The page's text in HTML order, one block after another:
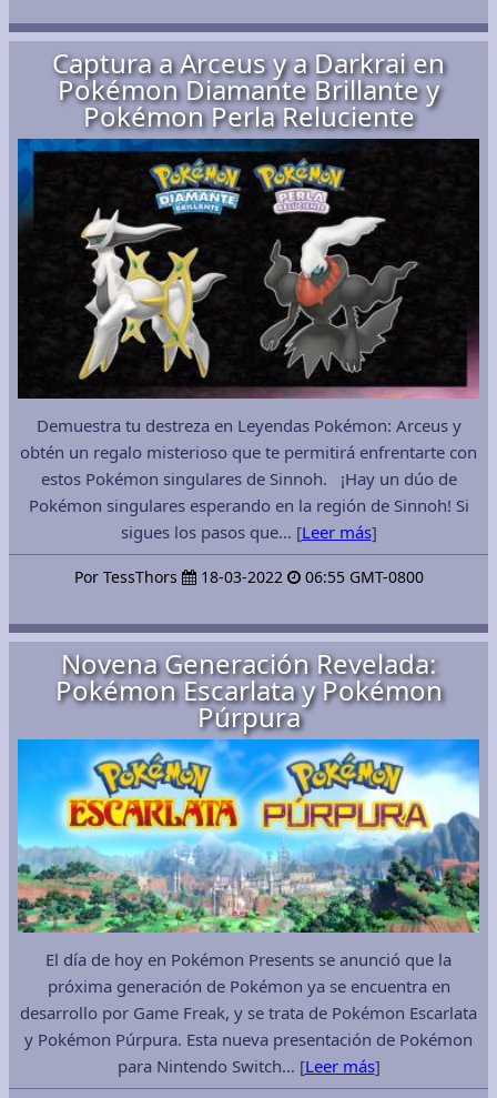
Captura a Arceus y a Darkrai en
Pokémon Diamante Brillante y
Pokémon Perla Reluciente
Demuestra tu destreza en Leyendas Pokémon: Arceus y
obtén un regalo misterioso que te permitirá enfrentarte con
estos Pokémon singulares de Sinnoh. ¡Hay un dúo de
Pokémon singulares esperando en la región de Sinnoh! Si
sigues los pasos que… [Leer más]
Por TessThors 18-03-2022 06:55 GMT-0800
Novena Generación Revelada:
Pokémon Escarlata y Pokémon
Púrpura
El día de hoy en Pokémon Presents se anunció que la
próxima generación de Pokémon ya se encuentra en
desarrollo por Game Freak, y se trata de Pokémon Escarlata
y Pokémon Púrpura. Esta nueva presentación de Pokémon
para Nintendo Switch… [Leer más]